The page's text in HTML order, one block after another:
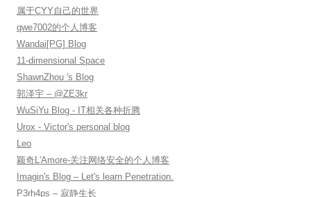
属于CYY自己的世界
qwe7002的个人博客
Wandai[PG] Blog
11-dimensional Space
ShawnZhou 's Blog
郭泽宇 – @ZE3kr
WuSiYu Blog - IT相关各种折腾
Urox - Victor's personal blog
Leo
颖奇L'Amore-关注网络安全的个人博客
Imagin's Blog – Let's learn Penetration.
P3rh4ps – 寂静生长